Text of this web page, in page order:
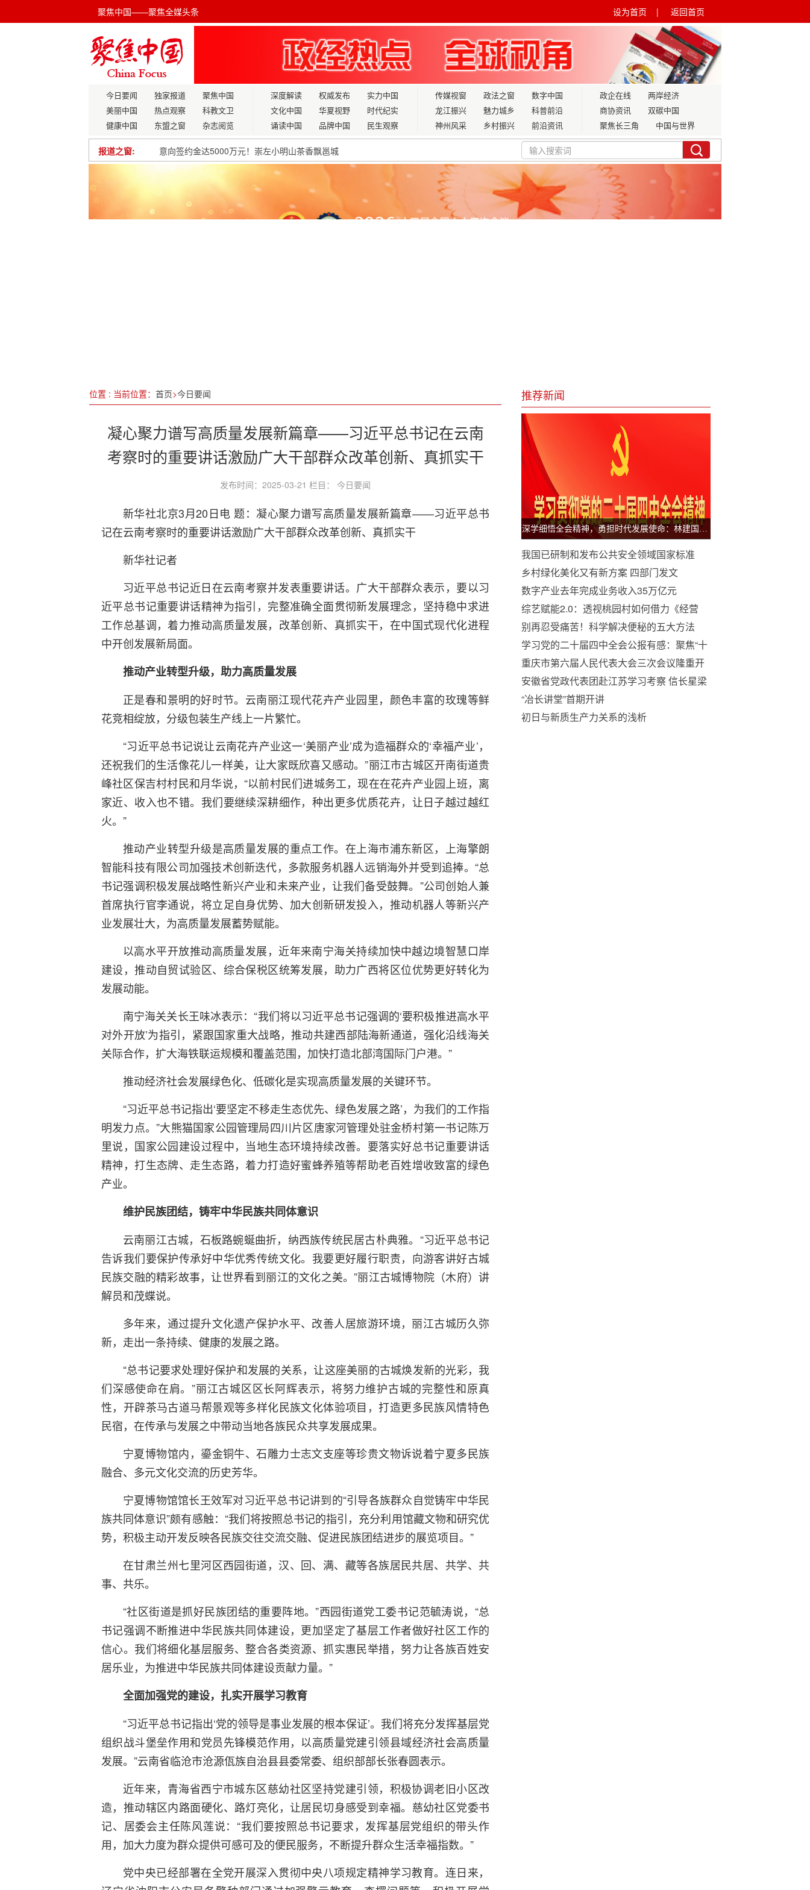
聚焦中国——聚焦全媒头条 返回首页
设为首页 |
今日要闻 独家报道
聚焦中国
美丽中国
热点观察
科教文卫
健康中国
东盟之窗 杂志阅览
深度解读 权威发布
实力中国
文化中国
华夏视野
时代纪实
诵读中国
品牌中国 民生观察
传媒视窗 政法之窗
数字中国
龙江振兴
魅力城乡
科普前沿
神州风采
乡村振兴 前沿资讯
政企在线
两岸经济
商协资讯
双碳中国
聚焦长三角
中国与世界
报道之窗:
意向签约金达5000万元！崇左小明山茶香飘邕城
强枢纽强通道强网络推动成渝交通一体化发展
全国地质灾害防治宣传培训演练行动在四川雅安启动
新质毕设⇋城乡融合！
位置 : 当前位置： 首页>今日要闻
凝心聚力谱写高质量发展新篇章——习近平总书记在云南
考察时的重要讲话激励广大干部群众改革创新、真抓实干
发布时间：2025-03-21 栏目： 今日要闻
新华社北京3月20日电 题：凝心聚力谱写高质量发展新篇章——习近平总书
记在云南考察时的重要讲话激励广大干部群众改革创新、真抓实干
新华社记者
习近平总书记近日在云南考察并发表重要讲话。广大干部群众表示，要以习
近平总书记重要讲话精神为指引，完整准确全面贯彻新发展理念，坚持稳中求进
工作总基调，着力推动高质量发展，改革创新、真抓实干，在中国式现代化进程
中开创发展新局面。
推动产业转型升级，助力高质量发展
正是春和景明的好时节。云南丽江现代花卉产业园里，颜色丰富的玫瑰等鲜
花竞相绽放，分级包装生产线上一片繁忙。
“习近平总书记说让云南花卉产业这一‘美丽产业’成为造福群众的‘幸福产业’，
还祝我们的生活像花儿一样美，让大家既欣喜又感动。”丽江市古城区开南街道贵
峰社区保吉村村民和月华说，“以前村民们进城务工，现在在花卉产业园上班，离
家近、收入也不错。我们要继续深耕细作，种出更多优质花卉，让日子越过越红
火。”
推动产业转型升级是高质量发展的重点工作。在上海市浦东新区，上海擎朗
智能科技有限公司加强技术创新迭代，多款服务机器人远销海外并受到追捧。“总
书记强调积极发展战略性新兴产业和未来产业，让我们备受鼓舞。”公司创始人兼
首席执行官李通说，将立足自身优势、加大创新研发投入，推动机器人等新兴产
业发展壮大，为高质量发展蓄势赋能。
以高水平开放推动高质量发展，近年来南宁海关持续加快中越边境智慧口岸
建设，推动自贸试验区、综合保税区统筹发展，助力广西将区位优势更好转化为
发展动能。
南宁海关关长王味冰表示：“我们将以习近平总书记强调的‘要积极推进高水平
对外开放’为指引，紧跟国家重大战略，推动共建西部陆海新通道，强化沿线海关
关际合作，扩大海铁联运规模和覆盖范围，加快打造北部湾国际门户港。”
推动经济社会发展绿色化、低碳化是实现高质量发展的关键环节。
“习近平总书记指出‘要坚定不移走生态优先、绿色发展之路’，为我们的工作指
明发力点。”大熊猫国家公园管理局四川片区唐家河管理处驻金桥村第一书记陈万
里说，国家公园建设过程中，当地生态环境持续改善。要落实好总书记重要讲话
精神，打生态牌、走生态路，着力打造好蜜蜂养殖等帮助老百姓增收致富的绿色
产业。
维护民族团结，铸牢中华民族共同体意识
云南丽江古城，石板路蜿蜒曲折，纳西族传统民居古朴典雅。“习近平总书记
告诉我们要保护传承好中华优秀传统文化。我要更好履行职责，向游客讲好古城
民族交融的精彩故事，让世界看到丽江的文化之美。”丽江古城博物院（木府）讲
解员和茂蝶说。
多年来，通过提升文化遗产保护水平、改善人居旅游环境，丽江古城历久弥
新，走出一条持续、健康的发展之路。
“总书记要求处理好保护和发展的关系，让这座美丽的古城焕发新的光彩，我
们深感使命在肩。”丽江古城区区长阿辉表示，将努力维护古城的完整性和原真
性，开辟茶马古道马帮景观等多样化民族文化体验项目，打造更多民族风情特色
民宿，在传承与发展之中带动当地各族民众共享发展成果。
宁夏博物馆内，鎏金铜牛、石雕力士志文支座等珍贵文物诉说着宁夏多民族
融合、多元文化交流的历史芳华。
宁夏博物馆馆长王效军对习近平总书记讲到的“引导各族群众自觉铸牢中华民
族共同体意识”颇有感触：“我们将按照总书记的指引，充分利用馆藏文物和研究优
势，积极主动开发反映各民族交往交流交融、促进民族团结进步的展览项目。”
在甘肃兰州七里河区西园街道，汉、回、满、藏等各族居民共居、共学、共
事、共乐。
“社区街道是抓好民族团结的重要阵地。”西园街道党工委书记范毓涛说，“总
书记强调不断推进中华民族共同体建设，更加坚定了基层工作者做好社区工作的
信心。我们将细化基层服务、整合各类资源、抓实惠民举措，努力让各族百姓安
居乐业，为推进中华民族共同体建设贡献力量。”
全面加强党的建设，扎实开展学习教育
“习近平总书记指出‘党的领导是事业发展的根本保证’。我们将充分发挥基层党
组织战斗堡垒作用和党员先锋模范作用，以高质量党建引领县域经济社会高质量
发展。”云南省临沧市沧源佤族自治县县委常委、组织部部长张春圆表示。
近年来，青海省西宁市城东区慈幼社区坚持党建引领，积极协调老旧小区改
造，推动辖区内路面硬化、路灯亮化，让居民切身感受到幸福。慈幼社区党委书
记、居委会主任陈风莲说：“我们要按照总书记要求，发挥基层党组织的带头作
用，加大力度为群众提供可感可及的便民服务，不断提升群众生活幸福指数。”
党中央已经部署在全党开展深入贯彻中央八项规定精神学习教育。连日来，
推荐新闻
深学细悟全会精神，勇担时代发展使命：林建国教授为健康中国之志再赋能，助力中国式现代化
我国已研制和发布公共安全领域国家标准
4000余项
乡村绿化美化又有新方案 四部门发文
数字产业去年完成业务收入35万亿元
综艺赋能2.0：透视桃园村如何借力《经营
吧，少年》完成业态迭代
别再忍受痛苦！科学解决便秘的五大方法
学习党的二十届四中全会公报有感：聚焦“十
五五”，李元为“文化强国”再赋能
重庆市第六届人民代表大会三次会议隆重开
幕
安徽省党政代表团赴江苏学习考察 信长星梁
言顺许昆林王清宪参加
“冶长讲堂”首期开讲
初日与新质生产力关系的浅析